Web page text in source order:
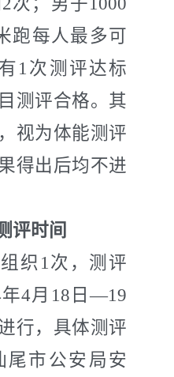
跑每人最多可
1 次测评达标
测评合格。其
视为体能测评
得出后均不进
评时间
织 1次 ， 测评
年4月 18 日—19
行，具体测评
尾市公安局安